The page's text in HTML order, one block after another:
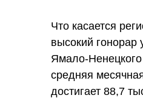
Что касается
высокий гонорар
Ямало-Ненецкого
средняя
достигает 88,7